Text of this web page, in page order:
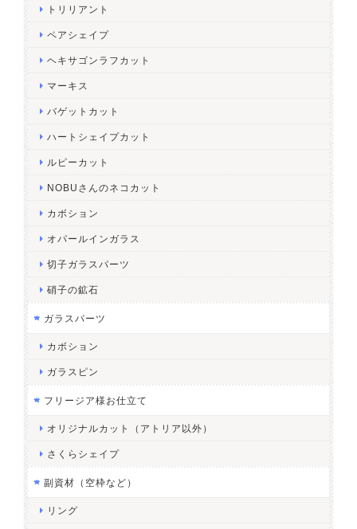
トリリアント
ペアシェイプ
ヘキサゴンラフカット
マーキス
バゲットカット
ハートシェイプカット
ルピーカット
NOBUさんのネコカット
カボション
オパールインガラス
切子ガラスパーツ
硝子の鉱石
ガラスパーツ
カボション
ガラスピン
フリージア様お仕立て
オリジナルカット（アトリア以外）
さくらシェイプ
副資材（空枠など）
リング